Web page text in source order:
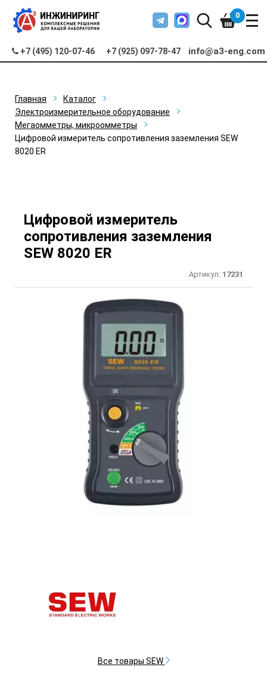
+7 (495) 120-07-46 +7 (925) 097-78-47 info@a3-eng.com
0
Главная
Каталог
Электроизмерительное оборудование
Мегаомметры, микроомметры
Цифровой измеритель сопротивления заземления SEW
8020 ER
Цифровой измеритель
сопротивления заземления
SEW 8020 ER
Артикул: 17231
Все товары SEW